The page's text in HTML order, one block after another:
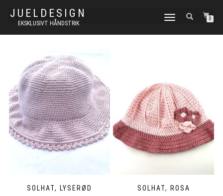
JUELDESIGN
EKSKLUSIVT HÅNDSTRIK
FLIP
0
SOLHAT, LYSERØD SOLHAT, ROSA